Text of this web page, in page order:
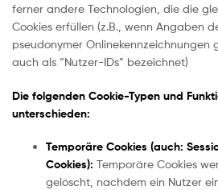
ferner andere Technologien, die die
Cookies erfüllen (z.B., wenn Angaben
pseudonymer Onlinekennzeichnungen
auch als “Nutzer-IDs” bezeichnet)
Die folgenden Cookie-Typen und
unterschieden:
Temporäre Cookies (auch:
Cookies): Temporäre Cookies
gelöscht, nachdem ein Nutzer